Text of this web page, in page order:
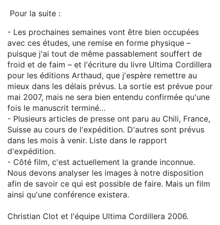
Pour la suite :
- Les prochaines semaines vont être bien occupées
avec ces études, une remise en forme physique –
puisque j'ai tout de même passablement souffert de
froid et de faim – et l'écriture du livre Ultima Cordillera
pour les éditions Arthaud, que j'espère remettre au
mieux dans les délais prévus. La sortie est prévue pour
mai 2007, mais ne sera bien entendu confirmée qu'une
fois le manuscrit terminé…
- Plusieurs articles de presse ont paru au Chili, France,
Suisse au cours de l'expédition. D'autres sont prévus
dans les mois à venir. Liste dans le rapport
d'expédition.
- Côté film, c'est actuellement la grande inconnue.
Nous devons analyser les images à notre disposition
afin de savoir ce qui est possible de faire. Mais un film
ainsi qu'une conférence existera.
Christian Clot et l'équipe Ultima Cordillera 2006.